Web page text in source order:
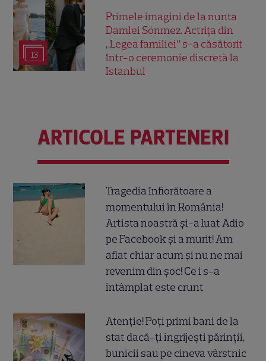
13
Primele imagini de la nunta
Damlei Sönmez. Actrița din
„Legea familiei” s-a căsătorit
într-o ceremonie discretă la
Istanbul
ARTICOLE PARTENERI
Tragedia înfiorătoare a
momentului în România!
Artista noastră și-a luat Adio
pe Facebook și a murit! Am
aflat chiar acum și nu ne mai
revenim din șoc! Ce i s-a
întâmplat este crunt
Atenție! Poți primi bani de la
stat dacă-ți îngrijești părinții,
bunicii sau pe cineva vârstnic